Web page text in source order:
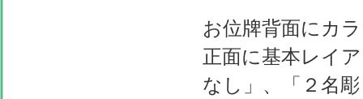
お位牌背面にカ
正面に基本レイ
なし」、「２名